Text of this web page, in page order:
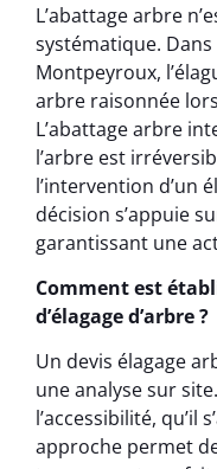
L’abattage arbre
systématique.
Montpeyroux,
arbre raisonnée
L’abattage arbre
l’arbre est
l’intervention d’un
décision s’appuie
garantissant une
Comment est
d’élagage d’arbre ?
Un devis élagage
une analyse sur
l’accessibilité, qu’il
approche permet